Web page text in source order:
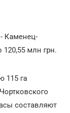
Каменец-
120,55 млн грн.
115 га
составляют